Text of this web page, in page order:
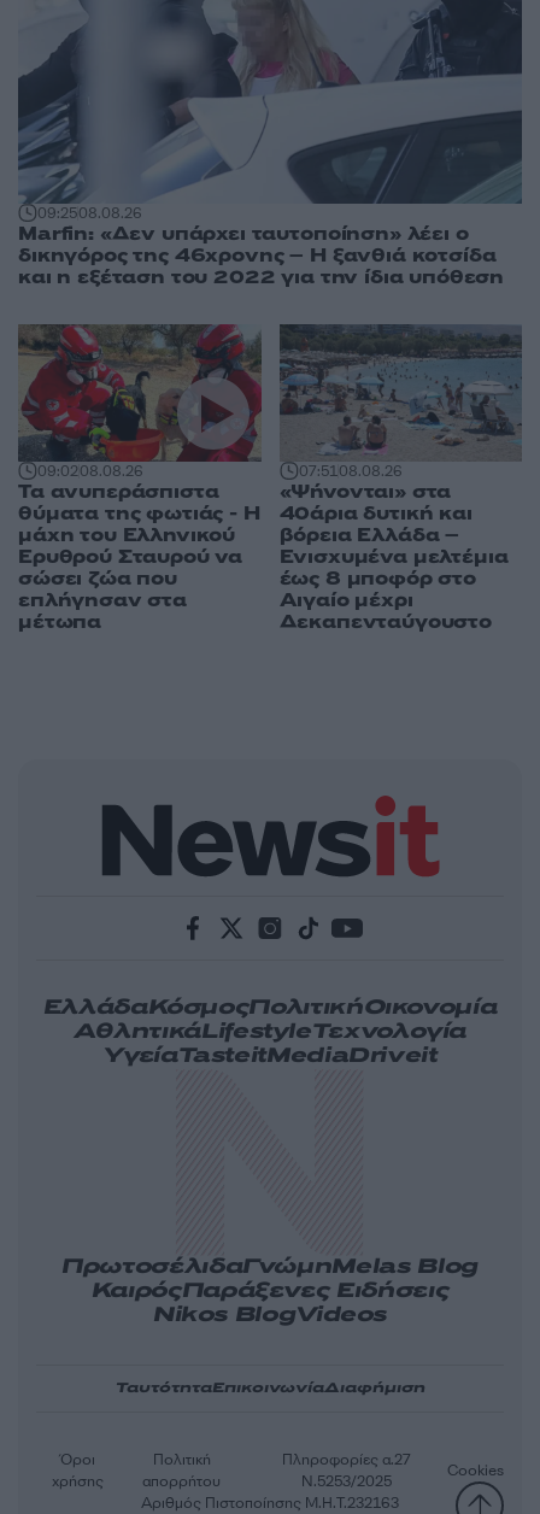
09:2508.08.26
Marfin: «Δεν υπάρχει ταυτοποίηση» λέει ο
δικηγόρος της 46χρονης – Η ξανθιά κοτσίδα
και η εξέταση του 2022 για την ίδια υπόθεση
09:0208.08.26
Τα ανυπεράσπιστα
θύματα της φωτιάς - Η
μάχη του Ελληνικού
Ερυθρού Σταυρού να
σώσει ζώα που
επλήγησαν στα
μέτωπα
07:5108.08.26
«Ψήνονται» στα
40άρια δυτική και
βόρεια Ελλάδα –
Ενισχυμένα μελτέμια
έως 8 μποφόρ στο
Αιγαίο μέχρι
Δεκαπενταύγουστο
ΕλλάδαΚόσμοςΠολιτικήΟικονομία
ΑθλητικάLifestyleΤεχνολογία
ΥγείαTasteitMediaDriveit
ΠρωτοσέλιδαΓνώμηMelas Blog
ΚαιρόςΠαράξενες Ειδήσεις
Nikos BlogVideos
ΤαυτότηταΕπικοινωνίαΔιαφήμιση
Αριθμός Πιστοποίησης Μ.Η.Τ.232163
Όροι
χρήσης
Πολιτική
απορρήτου
Πληροφορίες α.27
Ν.5253/2025
Cookies